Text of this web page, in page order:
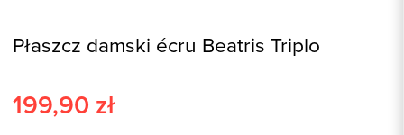
Płaszcz damski écru Beatris Triplo
199,90 zł